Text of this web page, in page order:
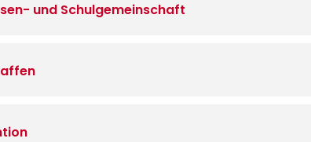
und Schulgemeinschaft